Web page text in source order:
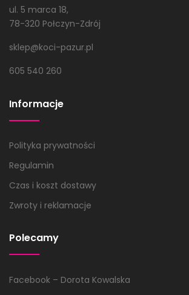
ul. 5 marca 18,
78-320 Połczyn-Zdrój
sklep@koci-pazur.pl
605 540 260
Informacje
Polityka prywatności
Regulamin
Czas i koszt dostawy
Zwroty i reklamacje
Polecamy
Facebook – Dorota Kowalska